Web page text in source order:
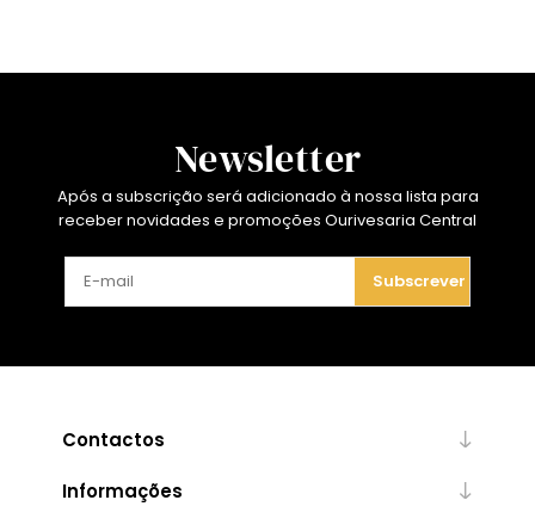
Newsletter
Após a subscrição será adicionado à nossa lista para
receber novidades e promoções Ourivesaria Central
Subscrever
Contactos
Informações